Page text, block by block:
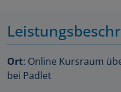
Ort: Online Kursraum
bei Padlet